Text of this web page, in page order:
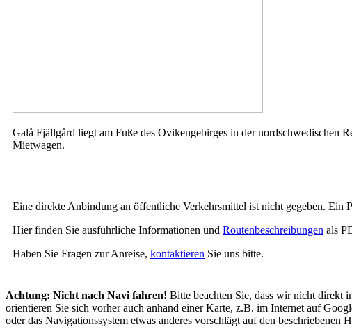
Galå Fjällgård liegt am Fuße des Ovikengebirges in der nordschwedischen
Mietwagen.
Eine direkte Anbindung an öffentliche Verkehrsmittel ist nicht gegeben. Ein
Hier finden Sie ausführliche Informationen und Routenbeschreibungen als
Haben Sie Fragen zur Anreise, kontaktieren Sie uns bitte.
Achtung: Nicht nach Navi fahren! Bitte beachten Sie, dass wir nicht direkt
orientieren Sie sich vorher auch an­hand einer Karte, z.B. im Internet auf
oder das Navigationssystem etwas an­de­res vorschlägt auf den beschriebenen